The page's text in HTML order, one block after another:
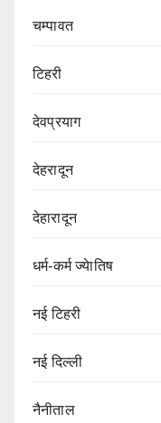
चम्पावत
टिहरी
देवप्रयाग
देहरादून
देहारादून
धर्म-कर्म ज्येातिष
नई टिहरी
नई दिल्ली
नैनीताल